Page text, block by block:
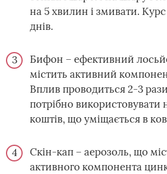
на 5 хвилин і змивати.
днів.
Бифон – ефективний
містить активний
Вплив проводиться 2-3
потрібно використовувати
коштів, що уміщається в
Скін-кап – аерозоль, що
активного компонента